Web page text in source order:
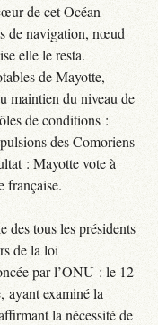
de cet Océan
de navigation, nœud
elle le resta.
de Mayotte,
maintien du niveau de
de conditions :
des Comoriens
: Mayotte vote à
française.
des tous les présidents
de la loi
par l’ONU : le 12
ayant examiné la
la nécessité de